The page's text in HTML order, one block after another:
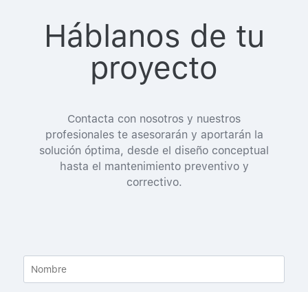
Háblanos de tu
proyecto
Contacta con nosotros y nuestros
profesionales te asesorarán y aportarán la
solución óptima, desde el diseño conceptual
hasta el mantenimiento preventivo y
correctivo.